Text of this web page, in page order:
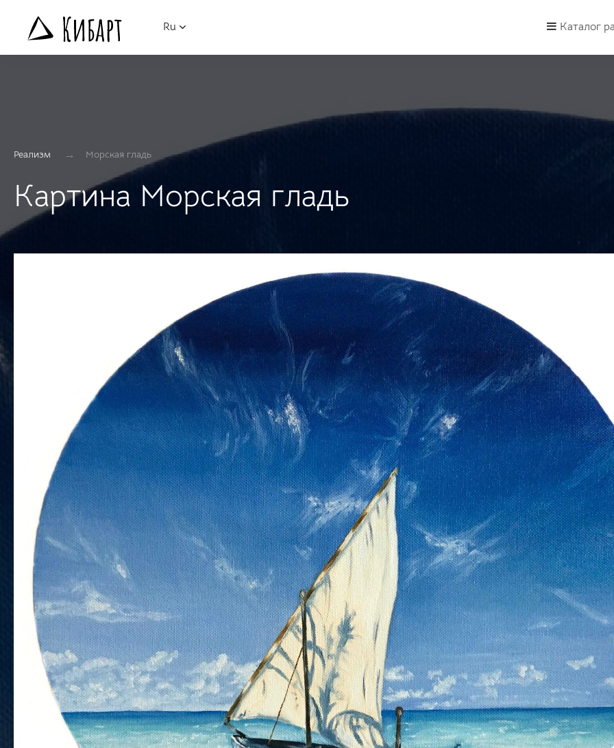
Ru Каталог
Реализм → Морская гладь
Картина Морская гладь